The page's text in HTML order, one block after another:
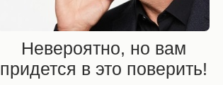
Невероятно, но вам
придется в это поверить!